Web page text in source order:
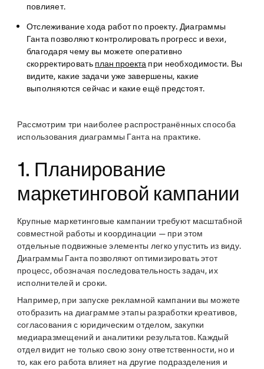
повлияет.
Отслеживание хода работ по проекту. Диаграммы
Ганта позволяют контролировать прогресс и вехи,
благодаря чему вы можете оперативно
скорректировать план проекта при необходимости. Вы
видите, какие задачи уже завершены, какие
выполняются сейчас и какие ещё предстоят.
Рассмотрим три наиболее распространённых способа
использования диаграммы Ганта на практике.
1. Планирование
маркетинговой кампании
Крупные маркетинговые кампании требуют масштабной
совместной работы и координации — при этом
отдельные подвижные элементы легко упустить из виду.
Диаграммы Ганта позволяют оптимизировать этот
процесс, обозначая последовательность задач, их
исполнителей и сроки.
Например, при запуске рекламной кампании вы можете
отобразить на диаграмме этапы разработки креативов,
согласования с юридическим отделом, закупки
медиаразмещений и аналитики результатов. Каждый
отдел видит не только свою зону ответственности, но и
то, как его работа влияет на другие подразделения и